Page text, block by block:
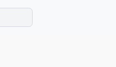
cet été !
exercices corrigés en vidéo.